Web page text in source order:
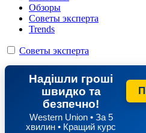
Обзоры
Советы эксперта
Trends
Советы эксперта
Надішли гроші
швидко та
безпечно!
Western Union • За 5
хвилин • Кращий курс